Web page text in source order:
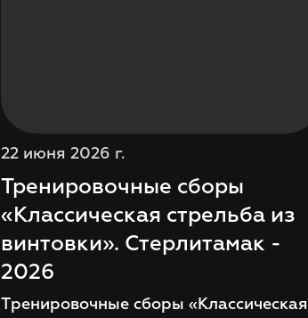
22 июня 2026 г.
Тренировочные сборы
«Классическая стрельба из
винтовки». Стерлитамак -
2026
Тренировочные сборы «Классическая